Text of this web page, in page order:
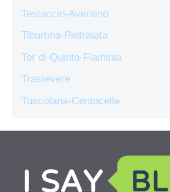
Testaccio-Aventino
Tiburtina-Pietralata
Tor di Quinto-Flaminia
Trastevere
Tuscolana-Centocelle